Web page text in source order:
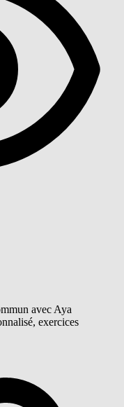
avec Aya
exercices